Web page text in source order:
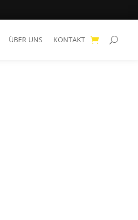
ÜBER UNS KONTAKT